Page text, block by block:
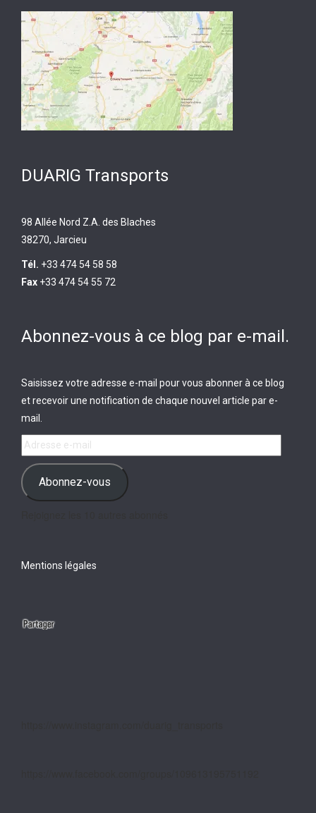
DUARIG Transports
98 Allée Nord Z.A. des Blaches
38270, Jarcieu
Tél. +33 474 54 58 58
Fax +33 474 54 55 72
Abonnez-vous à ce blog par e-mail.
Saisissez votre adresse e-mail pour vous abonner à ce blog
et recevoir une notification de chaque nouvel article par e-
mail.
Adresse
e-
mail Abonnez-vous
Mentions légales